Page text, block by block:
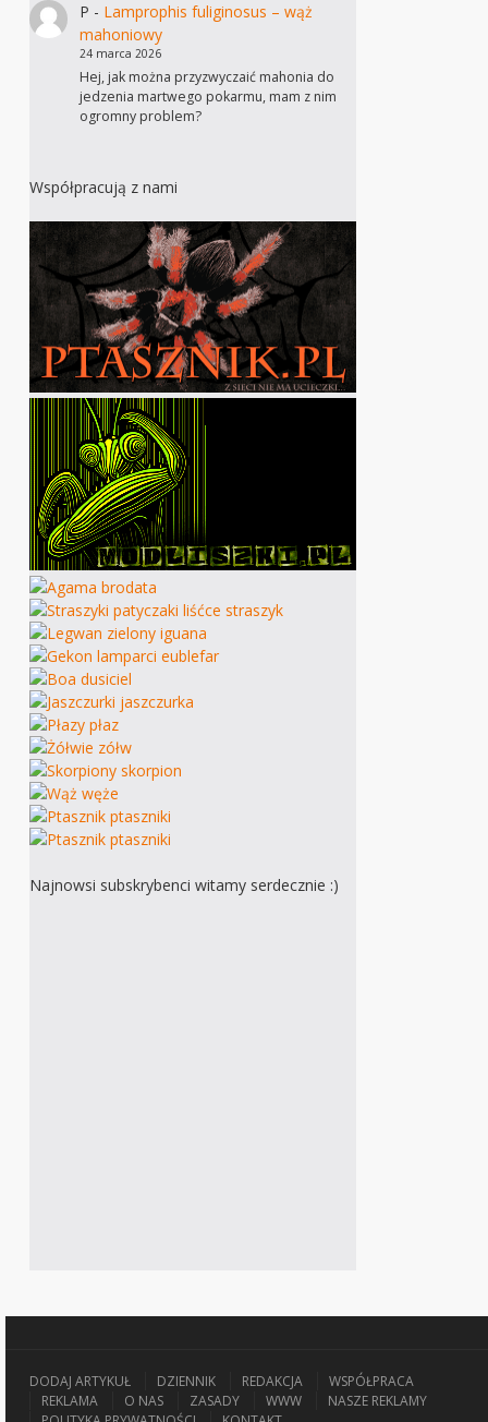
P - Lamprophis fuliginosus – wąż
mahoniowy
24 marca 2026
Hej, jak można przyzwyczaić mahonia do
jedzenia martwego pokarmu, mam z nim
ogromny problem?
Współpracują z nami
Najnowsi subskrybenci witamy serdecznie :)
DODAJ ARTYKUŁ DZIENNIK REDAKCJA
WSPÓŁPRACA
REKLAMA
O NAS ZASADY WWW
NASZE REKLAMY